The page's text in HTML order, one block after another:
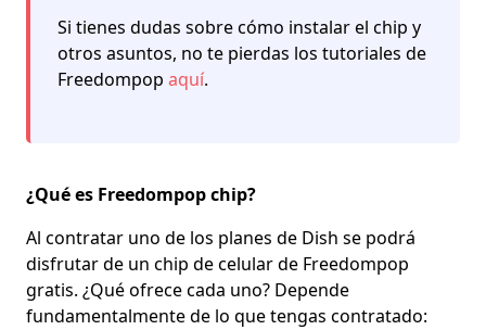
Si tienes dudas sobre cómo instalar el chip y
otros asuntos, no te pierdas los tutoriales de
Freedompop aquí.
¿Qué es Freedompop chip?
Al contratar uno de los planes de Dish se podrá
disfrutar de un chip de celular de Freedompop
gratis. ¿Qué ofrece cada uno? Depende
fundamentalmente de lo que tengas contratado: